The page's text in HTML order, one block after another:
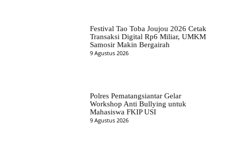
Festival Tao Toba Joujou 2026 Cetak
Transaksi Digital Rp6 Miliar, UMKM
Samosir Makin Bergairah
9 Agustus 2026
Polres Pematangsiantar Gelar
Workshop Anti Bullying untuk
Mahasiswa FKIP USI
9 Agustus 2026